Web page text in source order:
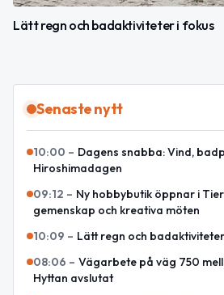
Lätt regn och badaktiviteter i fokus
Senaste nytt
10:00 – Dagens snabba: Vind,
Hiroshimadagen
09:12 – Ny hobbybutik öppnar i
gemenskap och kreativa möten
10:09 – Lätt regn och
08:06 – Vägarbete på väg 750
Hyttan avslutat